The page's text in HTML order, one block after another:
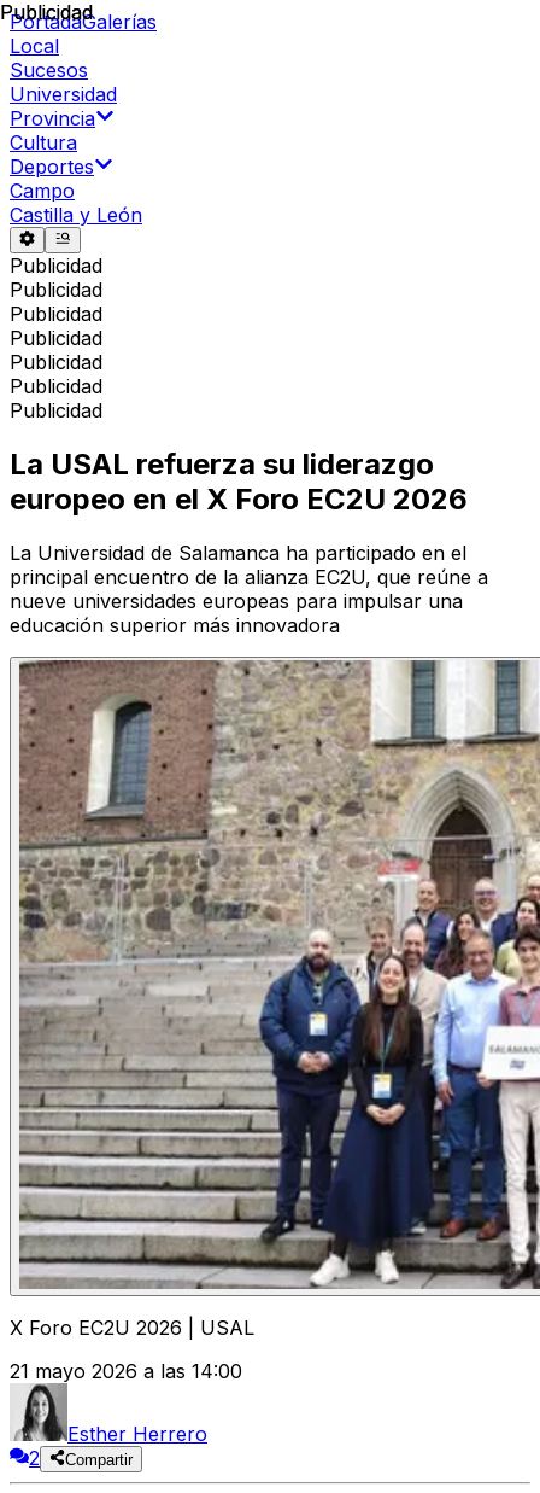
PortadaGalerías
Local
Sucesos
Universidad
Provincia
Cultura
Deportes
Campo
Castilla y León
Publicidad
Publicidad
Publicidad
Publicidad
Publicidad
Publicidad
Publicidad
Publicidad
La USAL refuerza su liderazgo
europeo en el X Foro EC2U 2026
La Universidad de Salamanca ha participado en el
principal encuentro de la alianza EC2U, que reúne a
nueve universidades europeas para impulsar una
educación superior más innovadora
X Foro EC2U 2026 | USAL
21 mayo 2026 a las 14:00
Esther Herrero
2
Compartir
Publicidad